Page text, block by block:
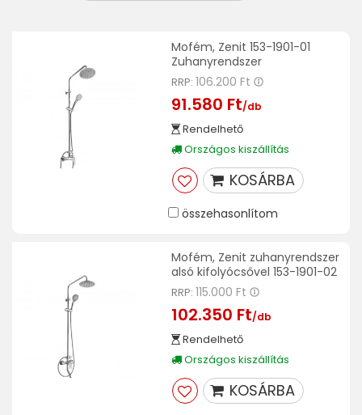
Mofém, Zenit 153-1901-01
Zuhanyrendszer
RRP: 106.200 Ft
91.580 Ft/db
Rendelhető
Országos kiszállítás
KOSÁRBA
összehasonlítom
Mofém, Zenit zuhanyrendszer
alsó kifolyócsővel 153-1901-02
RRP: 115.000 Ft
102.350 Ft/db
Rendelhető
Országos kiszállítás
KOSÁRBA